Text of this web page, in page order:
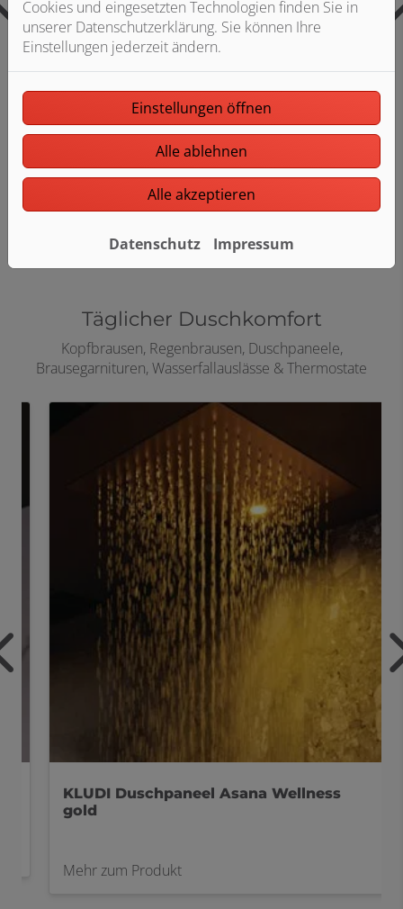
KALDEWEI Flowpoint Duschablauf
Mehr zum Produkt
Täglicher Duschkomfort
Kopfbrausen, Regenbrausen, Duschpaneele,
Brausegarnituren, Wasserfallauslässe & Thermostate
KLUDI Duschpaneel Asana Wellness
gold
Mehr zum Produkt
Cookies und eingesetzten Technologien finden Sie in
unserer Datenschutzerklärung. Sie können Ihre
Einstellungen jederzeit ändern.
Einstellungen öffnen
Alle ablehnen
Alle akzeptieren
Datenschutz Impressum